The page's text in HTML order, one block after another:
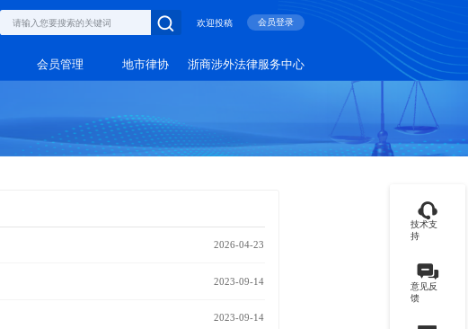
欢迎投稿 会员登录
会员管理 地市律协 浙商涉外法律服务中心
2026-04-23
2023-09-14
2023-09-14
技术支
持
意见反
馈